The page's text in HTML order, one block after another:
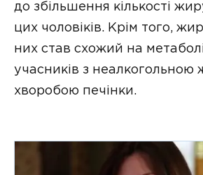
до збільшення кількості
цих чоловіків. Крім того,
них став схожий на
учасників з неалкогольною
хворобою печінки.